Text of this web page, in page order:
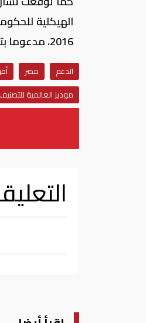
الهيكلية
2016، مدعوما بتحسين التنسيق بين الجهات الحكومية".
الدعم مصر
موديز العالمية